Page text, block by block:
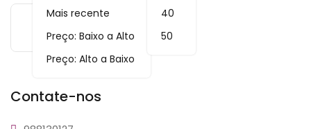
Mais recente
Preço: Baixo a Alto
Preço: Alto a Baixo
40
50
Contate-nos